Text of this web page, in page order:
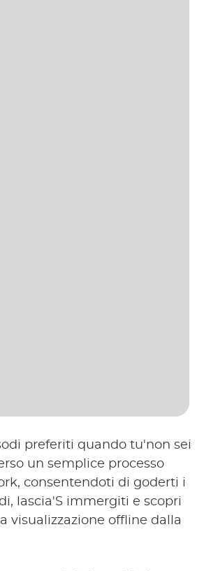
preferiti quando tu'non sei
un semplice processo
consentendoti di goderti i
lascia'S immergiti e scopri
visualizzazione offline dalla